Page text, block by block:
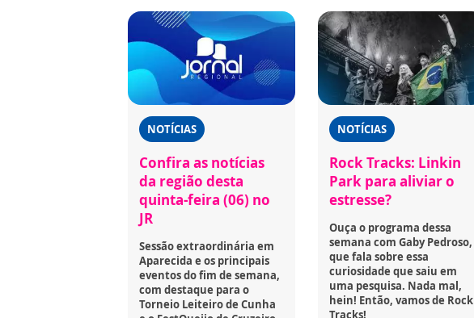
NOTÍCIAS
Confira as notícias
da região desta
quinta-feira (06) no
JR
Sessão extraordinária em
Aparecida e os principais
eventos do fim de semana,
com destaque para o
Torneio Leiteiro de Cunha
NOTÍCIAS
Rock Tracks: Linkin
Park para aliviar o
estresse?
Ouça o programa dessa
semana com Gaby Pedroso,
que fala sobre essa
curiosidade que saiu em
uma pesquisa. Nada mal,
hein! Então, vamos de Rock
Tracks!